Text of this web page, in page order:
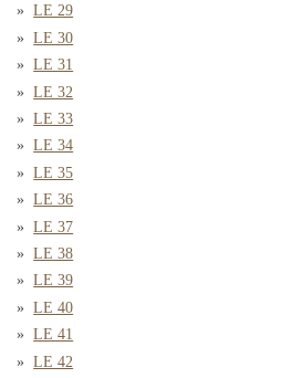
LE 29
LE 30
LE 31
LE 32
LE 33
LE 34
LE 35
LE 36
LE 37
LE 38
LE 39
LE 40
LE 41
LE 42